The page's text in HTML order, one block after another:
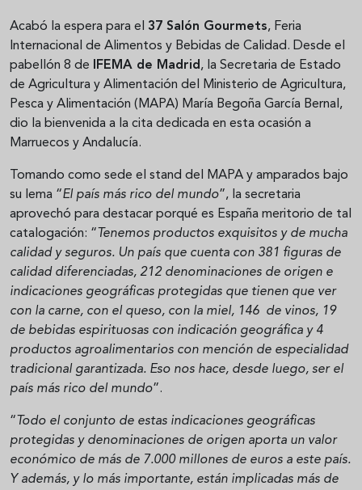
Acabó la espera para el 37 Salón Gourmets, Feria
Internacional de Alimentos y Bebidas de Calidad. Desde el
pabellón 8 de
IFEMA de Madrid, la Secretaria de Estado
de Agricultura y Alimentación del Ministerio de Agricultura,
Pesca y Alimentación (MAPA) María Begoña García Bernal,
dio la bienvenida a la cita dedicada en esta ocasión a
Marruecos y Andalucía.
Tomando como sede el stand del MAPA y amparados bajo
su lema “El país más rico del mundo”, la secretaria
aprovechó para destacar porqué es España meritorio de tal
catalogación: “ Tenemos productos exquisitos y de mucha
calidad y seguros. Un país que cuenta con 381 figuras de
calidad diferenciadas, 212 denominaciones de origen e
indicaciones geográficas protegidas que tienen que ver
con la carne, con el queso, con la miel, 146 de vinos, 19
de bebidas espirituosas con indicación geográfica y 4
productos agroalimentarios con mención de especialidad
tradicional garantizada. Eso nos hace, desde luego, ser el
país más rico del mundo”.
“ Todo el conjunto de estas indicaciones geográficas
protegidas y denominaciones de origen aporta un valor
económico de más de 7.000 millones de euros a este país.
Y además, y lo más importante, están implicadas más de